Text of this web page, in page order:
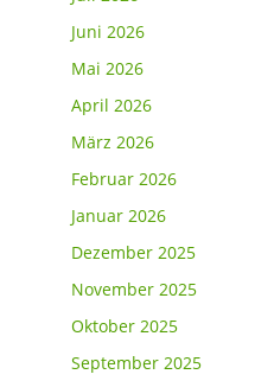
Juni 2026
Mai 2026
April 2026
März 2026
Februar 2026
Januar 2026
Dezember 2025
November 2025
Oktober 2025
September 2025